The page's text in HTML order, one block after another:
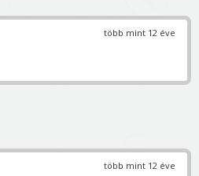
több mint 12 éve
több mint 12 éve